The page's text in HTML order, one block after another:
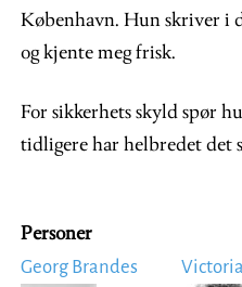
København. Hun skriver i
og kjente meg frisk.
For sikkerhets skyld spør
tidligere har helbredet det
Personer
Georg Brandes